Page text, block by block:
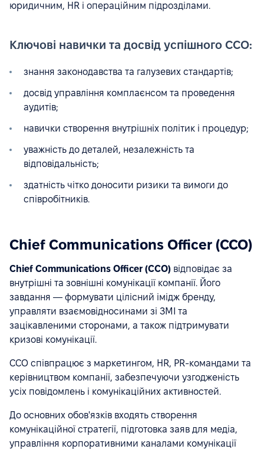
юридичним, HR і операційним підрозділами.
Ключові навички та досвід успішного CCO:
знання законодавства та галузевих стандартів;
досвід управління комплаєнсом та проведення
аудитів;
навички створення внутрішніх політик і процедур;
уважність до деталей, незалежність та
відповідальність;
здатність чітко доносити ризики та вимоги до
співробітників.
Chief Communications Officer (CCO)
Chief Communications Officer (CCO) відповідає за
внутрішні та зовнішні комунікації компанії. Його
завдання — формувати цілісний імідж бренду,
управляти взаємовідносинами зі ЗМІ та
зацікавленими сторонами, а також підтримувати
кризові комунікації.
CCO співпрацює з маркетингом, HR, PR-командами та
керівництвом компанії, забезпечуючи узгодженість
усіх повідомлень і комунікаційних активностей.
До основних обов'язків входять створення
комунікаційної стратегії, підготовка заяв для медіа,
управління корпоративними каналами комунікації